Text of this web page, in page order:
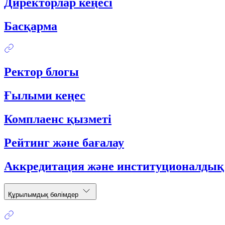
Директорлар кеңесі
Басқарма
Ректор блогы
Ғылыми кеңес
Комплаенс қызметі
Рейтинг және бағалау
Аккредитация және институционалдық
Құрылымдық бөлімдер